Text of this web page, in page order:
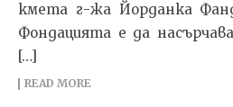
кмета г-жа Йорданка
Фондацията е да
[…]
READ MORE